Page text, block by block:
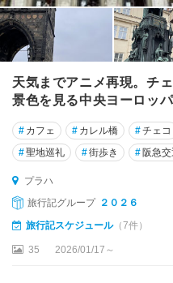
天気までアニメ再現。チ
景色を見る中央ヨーロッ
# カフェ # カレル橋 #チェコ
#聖地巡礼 #街歩き # 阪急
プラハ
旅行記グループ ２０２６
旅行記スケジュール（7件）
35 2026/01/17～